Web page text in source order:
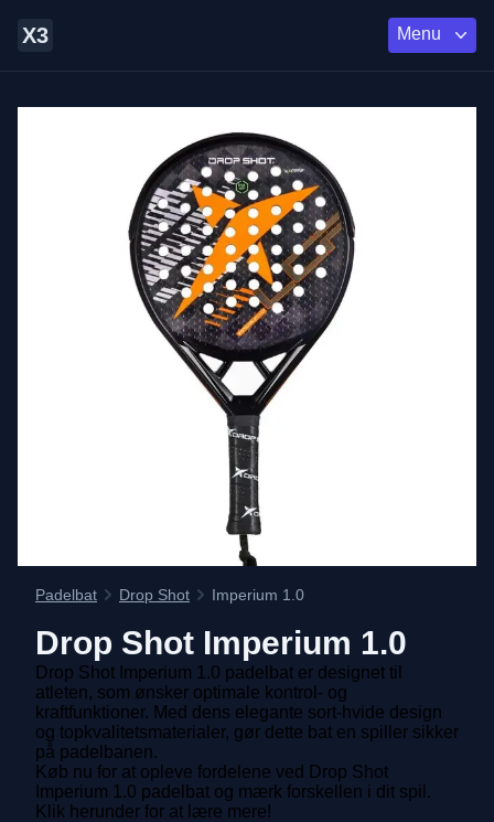
X3 Menu
Padelbat Drop Shot Imperium 1.0
Drop Shot Imperium 1.0
Drop Shot Imperium 1.0 padelbat er designet til
atleten, som ønsker optimale kontrol- og
kraftfunktioner. Med dens elegante sort-hvide design
og topkvalitetsmaterialer, gør dette bat en spiller sikker
på padelbanen.
Køb nu for at opleve fordelene ved Drop Shot
Imperium 1.0 padelbat og mærk forskellen i dit spil.
Klik herunder for at lære mere!